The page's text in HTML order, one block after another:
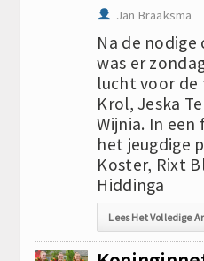
Jan Braaksma
Na de
was er
lucht voor de
Krol, Jeska
Wijnia. In
het jeugdige
Koster, Rixt
Hiddinga
Lees Het Volledige